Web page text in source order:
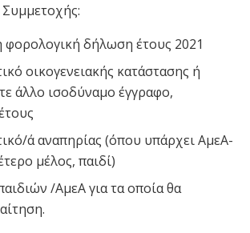
Συμμετοχής:
φορολογική δήλωση έτους 2021
οικογενειακής κατάστασης ή
άλλο ισοδύναμο έγγραφο,
ά αναπηρίας (όπου υπάρχει ΑμεΑ-
μέλος, παιδί)
/ΑμεΑ για τα οποία θα